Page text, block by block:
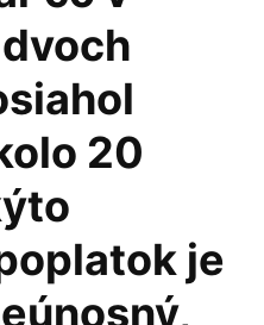
20
je